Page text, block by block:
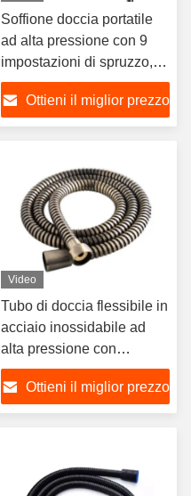
Soffione doccia portatile
ad alta pressione con 9
impostazioni di spruzzo,
tubo flessibile da 69 pollici
con staffa regolabile,
finitura in nichel
Ottieni il miglior prezzo
Video
Tubo di doccia flessibile in
acciaio inossidabile ad
alta pressione con
lunghezza di 1,5 m per
bagno e bidet
Ottieni il miglior prezzo